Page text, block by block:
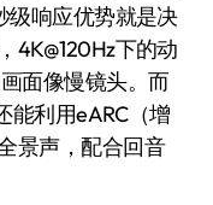
级响应优势就是决
4K@120Hz下的动
面像慢镜头。而
能利用eARC（增
景声，配合回音